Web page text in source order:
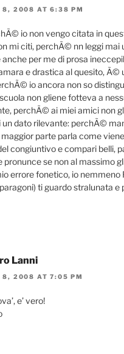
8, 2008 AT 6:38 PM
io non vengo citata in
mi citi, perchÃ© nn leggi mai
anche per me di prosa
e drastica al quesito,
io ancora non so
non gliene fotteva a
perchÃ© ai miei amici non
dato rilevante: perchÃ©
parte parla come
congiuntivo e compari belli,
pronunce se non al massimo
errore fonetico, io
ti guardo stralunata e
Lanni
8, 2008 AT 7:05 PM
e’ vero!